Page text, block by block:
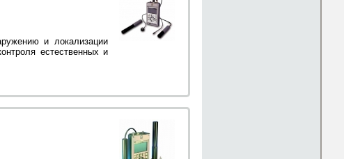
и локализации
естественных и